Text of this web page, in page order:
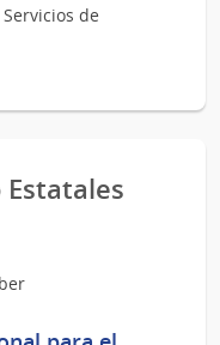
de
Estatales